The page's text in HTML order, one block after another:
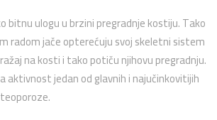
bitnu ulogu u brzini pregradnje kostiju. Tako
radom jače opterećuju svoj skeletni sistem
na kosti i tako potiču njihovu pregradnju.
aktivnost jedan od glavnih i najučinkovitijih